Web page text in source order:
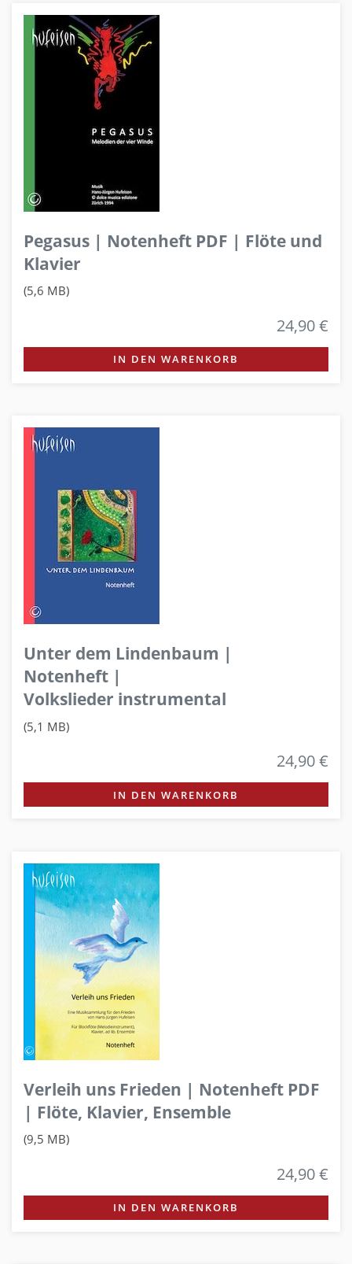
Pegasus | Notenheft PDF | Flöte und
Klavier
(5,6 MB)
24,90 €
IN DEN WARENKORB
Unter dem Lindenbaum |
Notenheft |
Volkslieder instrumental
(5,1 MB)
24,90 €
IN DEN WARENKORB
Verleih uns Frieden | Notenheft PDF
| Flöte, Klavier, Ensemble
(9,5 MB)
24,90 €
IN DEN WARENKORB